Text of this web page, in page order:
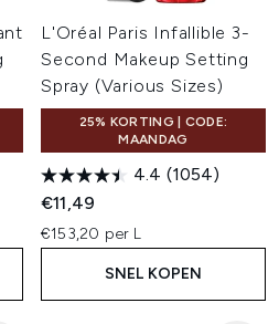
L'Oréal Paris Infallible 3-
Second Makeup Setting
Spray (Various Sizes)
25% KORTING | CODE:
MAANDAG
4.4 (1054)
€11,49
€153,20 per L
SNEL KOPEN